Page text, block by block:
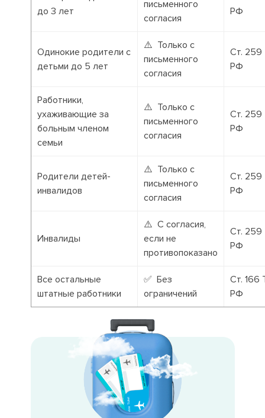
до 3 лет
письменного
согласия
РФ
Одинокие родители с
детьми до 5 лет
⚠️ Только с
письменного
согласия
Ст. 259
РФ
Работники,
ухаживающие за
больным членом
семьи
⚠️ Только с
письменного
согласия
Ст. 259
РФ
Родители детей-
инвалидов
⚠️ Только с
письменного
согласия
Ст. 259
РФ
Инвалиды
⚠️ С согласия,
если не
противопоказано
Ст. 259
РФ
Все остальные
штатные работники
✅ Без
ограничений
Ст. 166
РФ